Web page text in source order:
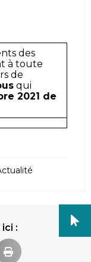
des
à toute
de
qui
2021 de
: